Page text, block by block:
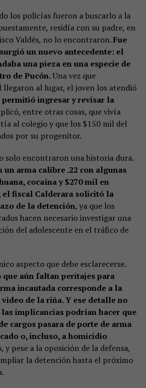
los policías fueron a buscarlo a la
residía con su padre, en
Valdés, no lo encontraron.Fue
un nuevo antecedente: el
una pieza en una especie de
de Pucón.Una vez que
llegaron al lugar, el joven los atendió
permitió ingresar y revisar la
entre otras cosas, que vivía
al colegio y que los $150 mil del
por su progenitor.
solo encontraron una historia dura.
arma calibre .22 con algunas
cocaína y $270 mil en
fiscal Calderara solicitó la
de la detención, ya que los
hacen necesario investigar una
del adolescente en el tráfico de
aspecto que debe esclarecerse.
aún faltan peritajes para
incautada corresponde a la
video de la riña. Y ese detalle no
implicancias podrían hacer que
cargos pasara de porte de arma
o, incluso, a homicidio
pese a la oposición de la defensa,
la detención hasta el próximo